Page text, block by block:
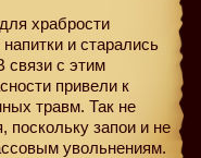
храбрости
и старались
связи с этим
привели к
травм. Так не
поскольку запои и не
увольнениям.